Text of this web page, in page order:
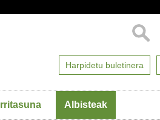
Harpidetu buletinera
Albisteak